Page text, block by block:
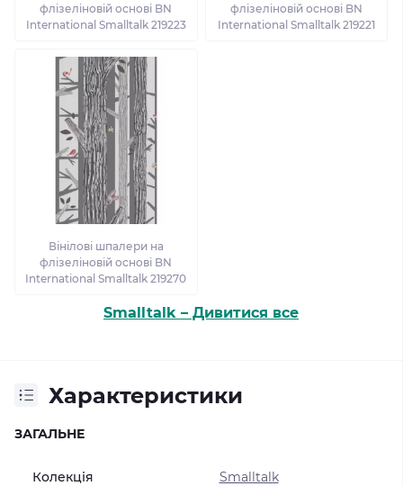
флізеліновій основі BN
International Smalltalk 219223
флізеліновій основі BN
International Smalltalk 219221
Вінілові шпалери на
флізеліновій основі BN
International Smalltalk 219270
Smalltalk – Дивитися все
Характеристики
ЗАГАЛЬНЕ
Колекція Smalltalk